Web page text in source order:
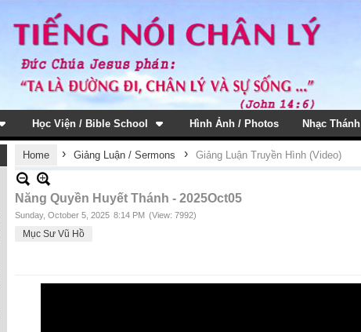
Học Viện / Bible School Hình Ảnh / Photos Nhạc Thánh
Home › Giảng Luận / Sermons › Giảng Luận Truyền Hình (Video)
Năng Quyền Huyết Thánh - 2025Oct05
Sunday, October 5, 2025 8:14 PM (View: 7992)
Mục Sư Vũ Hồ